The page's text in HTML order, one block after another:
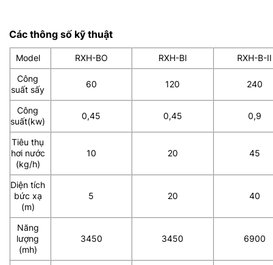
Các thông số kỹ thuật
Model RXH-BO RXH-BI
RXH-B-II
Công
suất sấy
60 120 240
Công
suất(kw)
0,45 0,45 0,9
Tiêu thụ
hơi nước
(kg/h)
10 20 45
Diện tích
bức xạ
(m)
5 20 40
Năng
lượng
(mh)
3450 3450 6900